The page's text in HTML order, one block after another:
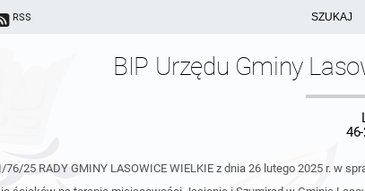
RSS
BIP Urzędu Gminy
76/25 RADY GMINY LASOWICE WIELKIE z dnia 26 lutego 2025 r. w